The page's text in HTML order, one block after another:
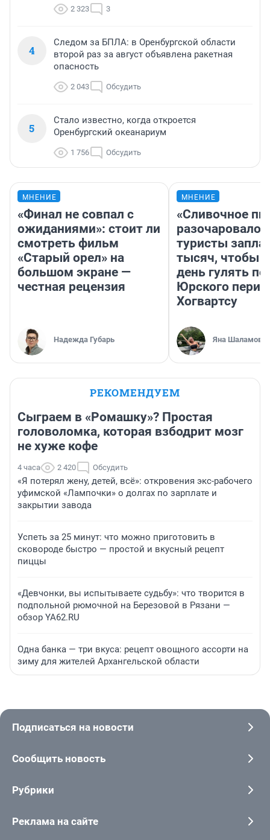
2 323 3
4
Следом за БПЛА: в Оренбургской области
второй раз за август объявлена ракетная
опасность
2 043 Обсудить
5
Стало известно, когда откроется
Оренбургский океанариум
1 756 Обсудить
МНЕНИЕ
«Финал не совпал с
ожиданиями»: стоит ли
смотреть фильм
«Старый орел» на
большом экране —
честная рецензия
Надежда Губарь
МНЕНИЕ
«Сливочное
разочаровало»:
туристы
тысяч, чтобы
день гулять по
Юрского
Хогвартсу
Яна Шаламова
РЕКОМЕНДУЕМ
Сыграем в «Ромашку»? Простая
головоломка, которая взбодрит мозг
не хуже кофе
4 часа 2 420 Обсудить
«Я потерял жену, детей, всё»: откровения экс-рабочего
уфимской «Лампочки» о долгах по зарплате и
закрытии завода
Успеть за 25 минут: что можно приготовить в
сковороде быстро — простой и вкусный рецепт
пиццы
«Девчонки, вы испытываете судьбу»: что творится в
подпольной рюмочной на Березовой в Рязани —
обзор YA62.RU
Одна банка — три вкуса: рецепт овощного ассорти на
зиму для жителей Архангельской области
Подписаться на новости
Сообщить новость
Рубрики
Реклама на сайте